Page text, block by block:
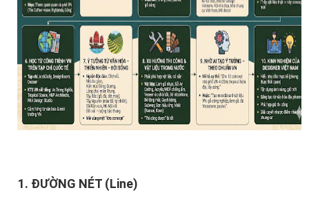
1. ĐƯỜNG NÉT (Line)